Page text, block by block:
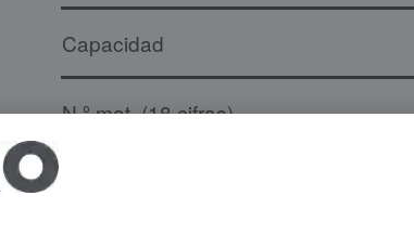
Capacidad
N.º mat. (18 cifras)